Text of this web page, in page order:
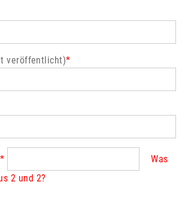
veröffentlicht)*
*
Was
2 und 2?